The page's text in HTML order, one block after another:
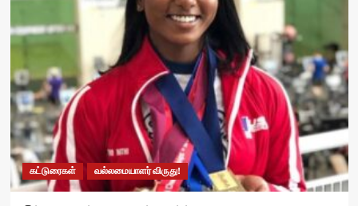
கட்டுரைகள் வல்லமையாளர் விருது!